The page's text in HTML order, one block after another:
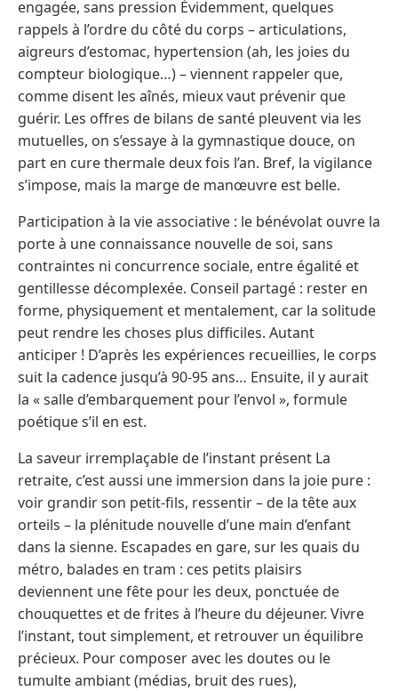
engagée, sans pression Évidemment, quelques
rappels à l’ordre du côté du corps – articulations,
aigreurs d’estomac, hypertension (ah, les joies du
compteur biologique…) – viennent rappeler que,
comme disent les aînés, mieux vaut prévenir que
guérir. Les offres de bilans de santé pleuvent via les
mutuelles, on s’essaye à la gymnastique douce, on
part en cure thermale deux fois l’an. Bref, la vigilance
s’impose, mais la marge de manœuvre est belle.
Participation à la vie associative : le bénévolat ouvre la
porte à une connaissance nouvelle de soi, sans
contraintes ni concurrence sociale, entre égalité et
gentillesse décomplexée. Conseil partagé : rester en
forme, physiquement et mentalement, car la solitude
peut rendre les choses plus difficiles. Autant
anticiper ! D’après les expériences recueillies, le corps
suit la cadence jusqu’à 90-95 ans… Ensuite, il y aurait
la « salle d’embarquement pour l’envol », formule
poétique s’il en est.
La saveur irremplaçable de l’instant présent La
retraite, c’est aussi une immersion dans la joie pure :
voir grandir son petit-fils, ressentir – de la tête aux
orteils – la plénitude nouvelle d’une main d’enfant
dans la sienne. Escapades en gare, sur les quais du
métro, balades en tram : ces petits plaisirs
deviennent une fête pour les deux, ponctuée de
chouquettes et de frites à l’heure du déjeuner. Vivre
l’instant, tout simplement, et retrouver un équilibre
précieux. Pour composer avec les doutes ou le
tumulte ambiant (médias, bruit des rues),